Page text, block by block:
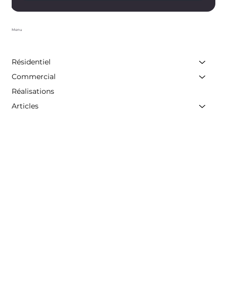
Menu
Résidentiel
Commercial
Réalisations
Articles